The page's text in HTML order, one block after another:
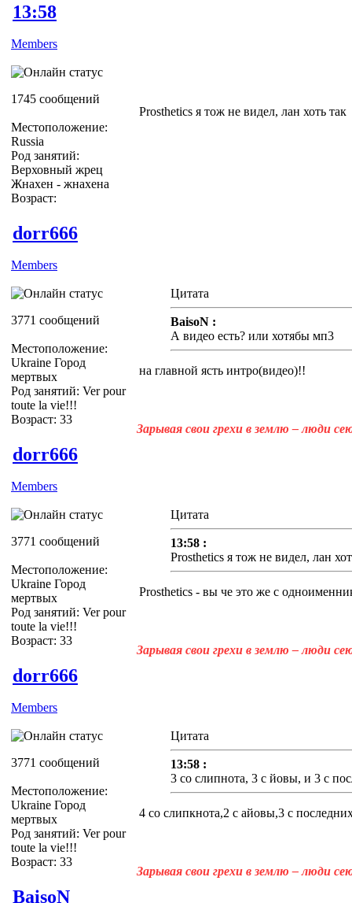
13:58
Members
1745 сообщений
Местоположение:
Russia
Род занятий:
Верховный жрец
Жнахен - жнахена
Возраст:
Prosthetics я тож не видел, лан хоть так
dorr666
Members
3771 сообщений
Местоположение:
Ukraine Город
мертвых
Род занятий: Ver pour
toute la vie!!!
Возраст: 33
Цитата
BaisoN :
А видео есть? или хотябы мп3
на главной ясть интро(видео)!!
Зарывая свои грехи в землю – люди
dorr666
Members
3771 сообщений
Местоположение:
Ukraine Город
мертвых
Род занятий: Ver pour
toute la vie!!!
Возраст: 33
Цитата
13:58 :
Prosthetics я тож не видел, лан
Prosthetics - вы че это же с
Зарывая свои грехи в землю – люди
dorr666
Members
3771 сообщений
Местоположение:
Ukraine Город
мертвых
Род занятий: Ver pour
toute la vie!!!
Возраст: 33
Цитата
13:58 :
3 со слипнота, 3 с йовы, и 3 с
4 со слипкнота,2 с айовы,3 с
Зарывая свои грехи в землю – люди
BaisoN